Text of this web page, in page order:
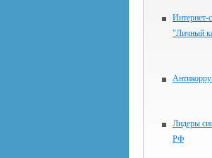
Интернет-
"Личный
Лидеры
РФ